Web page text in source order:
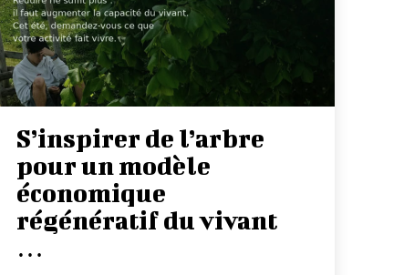
S’inspirer de l’arbre
pour un modèle
économique
régénératif du vivant
…